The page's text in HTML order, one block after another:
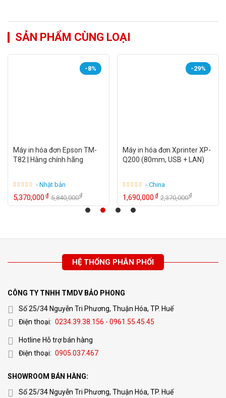
SẢN PHẨM CÙNG LOẠI
-8%
Máy in hóa đơn Epson TM-
T82 | Hàng chính hãng
- Nhật bản
5,370,000₫ 5,840,000₫
-29%
Máy in hóa đơn Xprinter XP-
Q200 (80mm, USB + LAN)
- China
1,690,000₫ 2,370,000₫
HỆ THỐNG PHÂN PHỐI
CÔNG TY TNHH TMDV BẢO PHONG
Số 25/34 Nguyễn Tri Phương, Thuận Hóa, TP. Huế
Điện thoại: 0234.39.38.156 - 0961.55.45.45
Hotline Hỗ trợ bán hàng
Điện thoại: 0905.037.467
SHOWROOM BÁN HÀNG:
Số 25/34 Nguyễn Tri Phương, Thuận Hóa, TP. Huế